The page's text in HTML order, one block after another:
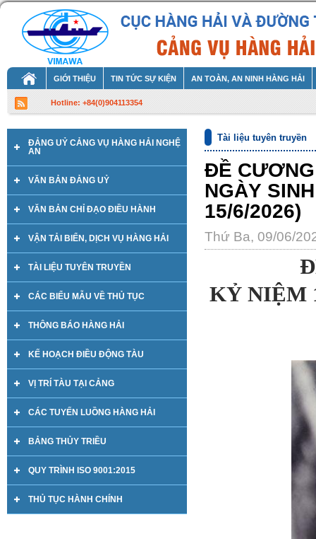
GIỚI THIỆU TIN TỨC SỰ KIỆN AN TOÀN, AN NINH HÀNG HẢI
Hotline: +84(0)904113354
ĐẢNG UỶ CẢNG VỤ HÀNG HẢI NGHỆ
AN
VĂN BẢN ĐẢNG UỶ
VĂN BẢN CHỈ ĐẠO ĐIỀU HÀNH
VẬN TẢI BIỂN, DỊCH VỤ HÀNG HẢI
TÀI LIỆU TUYÊN TRUYỀN
CÁC BIỂU MẪU VỀ THỦ TỤC
THÔNG BÁO HÀNG HẢI
KẾ HOẠCH ĐIỀU ĐỘNG TÀU
VỊ TRÍ TÀU TẠI CẢNG
CÁC TUYẾN LUỒNG HÀNG HẢI
BẢNG THỦY TRIỀU
QUY TRÌNH ISO 9001:2015
THỦ TỤC HÀNH CHÍNH
Tài liệu tuyên truyền
ĐỀ
NGÀY
15/6/2026)
Thứ Ba, 09/06/
KỶ NIỆM